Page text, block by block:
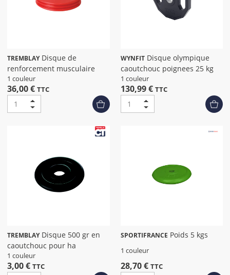
TREMBLAYDisque de
renforcement musculaire
1 couleur
36,00 € TTC
WYNFITDisque olympique
caoutchouc poignees 25 kg
1 couleur
130,99 € TTC
TREMBLAYDisque 500 gr en
caoutchouc pour ha
1 couleur
3,00 € TTC
SPORTIFRANCE Poids 5 kgs
1 couleur
28,70 € TTC